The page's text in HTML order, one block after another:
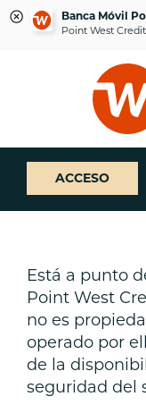
Banca Móvil
Point West
sesión
banca
web
ACCESO
Está a punto
Point West
no es
operado por
de la
seguridad del